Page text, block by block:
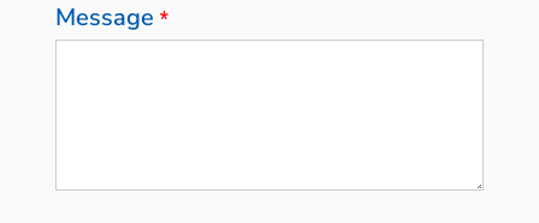
Message *